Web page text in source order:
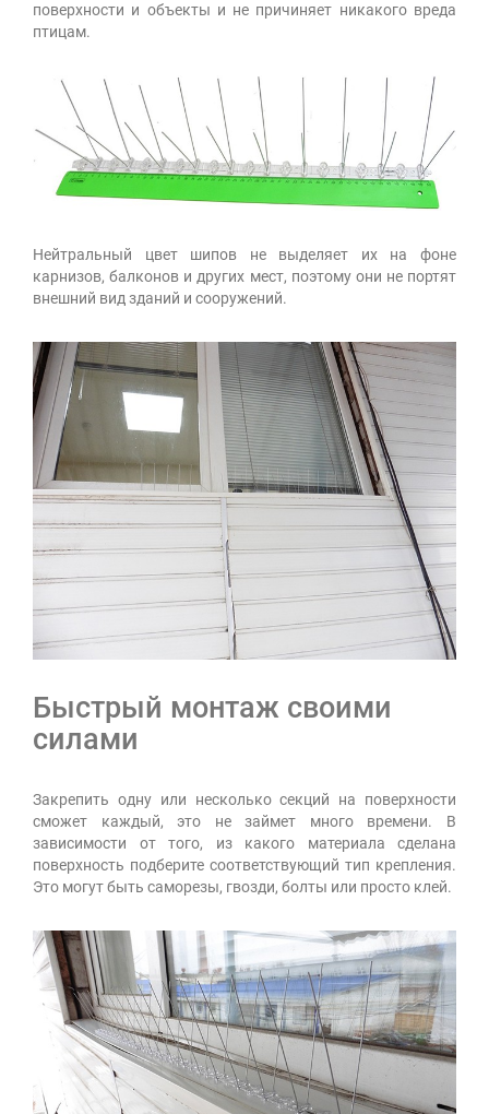
поверхности и объекты и не причиняет никакого вреда
птицам.
Нейтральный цвет шипов не выделяет их на фоне
карнизов, балконов и других мест, поэтому они не портят
внешний вид зданий и сооружений.
Быстрый монтаж своими
силами
Закрепить одну или несколько секций на поверхности
сможет каждый, это не займет много времени. В
зависимости от того, из какого материала сделана
поверхность подберите соответствующий тип крепления.
Это могут быть саморезы, гвозди, болты или просто клей.